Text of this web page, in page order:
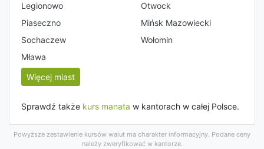
Legionowo
Otwock
Piaseczno
Mińsk Mazowiecki
Sochaczew
Wołomin
Mława
Więcej miast
Sprawdź także kurs manata w kantorach w całej Polsce.
Powyższe zestawienie kursów walut ma charakter informacyjny. Podane ceny
należy zweryfikować w kantorze.